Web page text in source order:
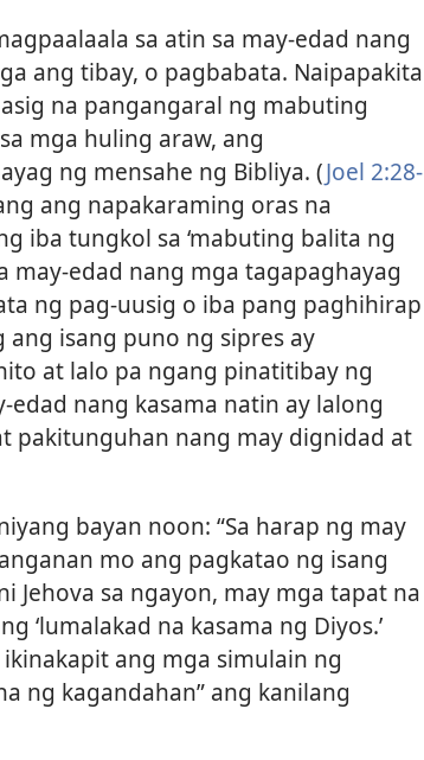
sa atin sa may-edad nang
ang tibay, o pagbabata. Naipapakita
na pangangaral ng mabuting
mga huling araw, ang
ng mensahe ng Bibliya. (Joel 2:28-
ang napakaraming oras na
iba tungkol sa ‘mabuting balita ng
may-edad nang mga tagapaghayag
ng pag-uusig o iba pang paghihirap
isang puno ng sipres ay
at lalo pa ngang pinatitibay ng
nang kasama natin ay lalong
pakitunguhan nang may dignidad at
bayan noon: “Sa harap ng may
mo ang pagkatao ng isang
Jehova sa ngayon, may mga tapat na
‘lumalakad na kasama ng Diyos.’
ang mga simulain ng
ng kagandahan” ang kanilang